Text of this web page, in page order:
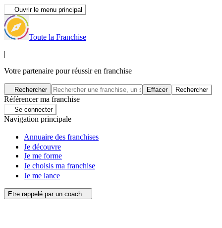
Ouvrir le menu principal
Toute la Franchise
|
Votre partenaire pour réussir en franchise
Rechercher Effacer Rechercher
Référencer ma franchise
Se connecter
Navigation principale
Annuaire des franchises
Je découvre
Je me forme
Je choisis ma franchise
Je me lance
Etre rappelé par un coach